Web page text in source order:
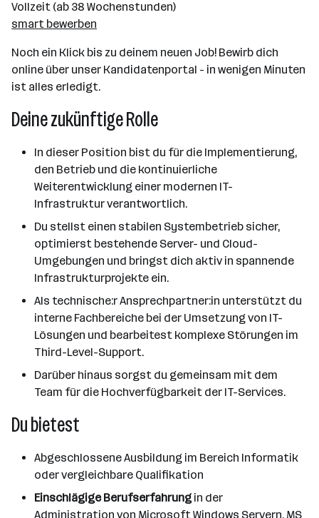
Vollzeit (ab 38 Wochenstunden)
smart bewerben
Noch ein Klick bis zu deinem neuen Job! Bewirb dich
online über unser Kandidatenportal - in wenigen Minuten
ist alles erledigt.
Deine zukünftige Rolle
In dieser Position bist du für die Implementierung,
den Betrieb und die kontinuierliche
Weiterentwicklung einer modernen IT-
Infrastruktur verantwortlich.
Du stellst einen stabilen Systembetrieb sicher,
optimierst bestehende Server- und Cloud-
Umgebungen und bringst dich aktiv in spannende
Infrastrukturprojekte ein.
Als technische:r Ansprechpartner:in unterstützt du
interne Fachbereiche bei der Umsetzung von IT-
Lösungen und bearbeitest komplexe Störungen im
Third-Level-Support.
Darüber hinaus sorgst du gemeinsam mit dem
Team für die Hochverfügbarkeit der IT-Services.
Du bietest
Abgeschlossene Ausbildung im Bereich Informatik
oder vergleichbare Qualifikation
Einschlägige Berufserfahrung in der
Administration von Microsoft Windows Servern, MS